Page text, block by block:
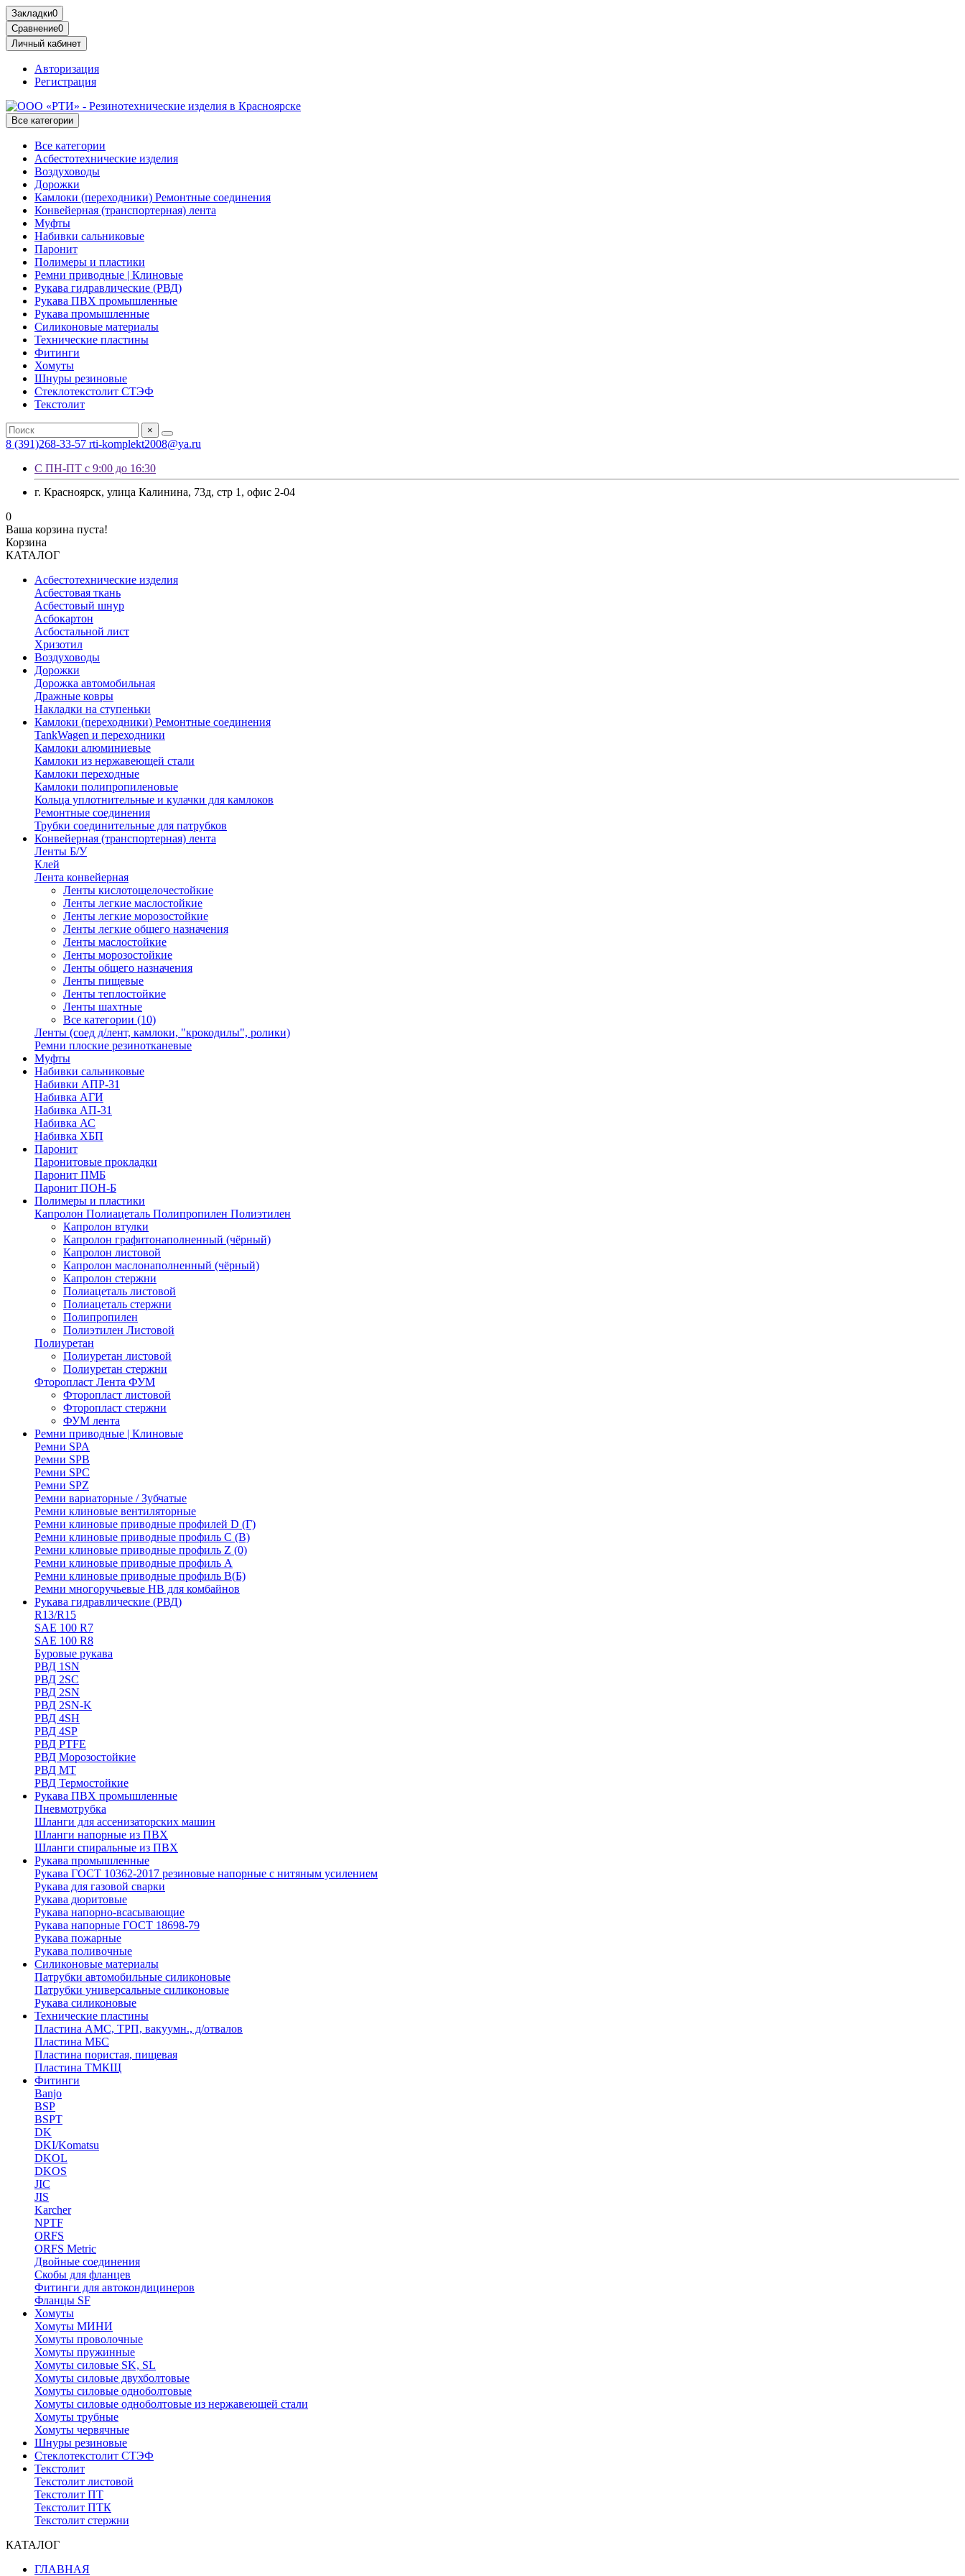
Закладки0
Сравнение0
Личный кабинет
Авторизация
Регистрация
Все категории
Все категории
Асбестотехнические изделия
Воздуховоды
Дорожки
Камлоки (переходники) Ремонтные соединения
Конвейерная (транспортерная) лента
Муфты
Набивки сальниковые
Паронит
Полимеры и пластики
Ремни приводные | Клиновые
Рукава гидравлические (РВД)
Рукава ПВХ промышленные
Рукава промышленные
Силиконовые материалы
Технические пластины
Фитинги
Хомуты
Шнуры резиновые
Стеклотекстолит СТЭФ
Текстолит
×
8 (391)268-33-57 rti-komplekt2008@ya.ru
С ПН-ПТ с 9:00 до 16:30
г. Красноярск, улица Калинина, 73д, стр 1, офис 2-04
0
Ваша корзина пуста!
Корзина
КАТАЛОГ
Асбестотехнические изделия
Асбестовая ткань
Асбестовый шнур
Асбокартон
Асбостальной лист
Хризотил
Воздуховоды
Дорожки
Дорожка автомобильная
Дражные ковры
Накладки на ступеньки
Камлоки (переходники) Ремонтные соединения
TankWagen и переходники
Камлоки алюминиевые
Камлоки из нержавеющей стали
Камлоки переходные
Камлоки полипропиленовые
Кольца уплотнительные и кулачки для камлоков
Ремонтные соединения
Трубки соединительные для патрубков
Конвейерная (транспортерная) лента
Ленты Б/У
Клей
Лента конвейерная
Ленты кислотощелочестойкие
Ленты легкие маслостойкие
Ленты легкие морозостойкие
Ленты легкие общего назначения
Ленты маслостойкие
Ленты морозостойкие
Ленты общего назначения
Ленты пищевые
Ленты теплостойкие
Ленты шахтные
Все категории (10)
Ленты (соед д/лент, камлоки, "крокодилы", ролики)
Ремни плоские резинотканевые
Муфты
Набивки сальниковые
Набивки АПР-31
Набивка АГИ
Набивка АП-31
Набивка АС
Набивка ХБП
Паронит
Паронитовые прокладки
Паронит ПМБ
Паронит ПОН-Б
Полимеры и пластики
Капролон Полиацеталь Полипропилен Полиэтилен
Капролон втулки
Капролон графитонаполненный (чёрный)
Капролон листовой
Капролон маслонаполненный (чёрный)
Капролон стержни
Полиацеталь листовой
Полиацеталь стержни
Полипропилен
Полиэтилен Листовой
Полиуретан
Полиуретан листовой
Полиуретан стержни
Фторопласт Лента ФУМ
Фторопласт листовой
Фторопласт стержни
ФУМ лента
Ремни приводные | Клиновые
Ремни SPA
Ремни SPB
Ремни SPC
Ремни SPZ
Ремни вариаторные / Зубчатые
Ремни клиновые вентиляторные
Ремни клиновые приводные профилей D (Г)
Ремни клиновые приводные профиль C (В)
Ремни клиновые приводные профиль Z (0)
Ремни клиновые приводные профиль А
Ремни клиновые приводные профиль В(Б)
Ремни многоручьевые НВ для комбайнов
Рукава гидравлические (РВД)
R13/R15
SAE 100 R7
SAE 100 R8
Буровые рукава
РВД 1SN
РВД 2SC
РВД 2SN
РВД 2SN-K
РВД 4SH
РВД 4SP
РВД PTFE
РВД Морозостойкие
РВД МТ
РВД Термостойкие
Рукава ПВХ промышленные
Пневмотрубка
Шланги для ассенизаторских машин
Шланги напорные из ПВХ
Шланги спиральные из ПВХ
Рукава промышленные
Рукава ГОСТ 10362-2017 резиновые напорные с нитяным усилением
Рукава для газовой сварки
Рукава дюритовые
Рукава напорно-всасывающие
Рукава напорные ГОСТ 18698-79
Рукава пожарные
Рукава поливочные
Силиконовые материалы
Патрубки автомобильные силиконовые
Патрубки универсальные силиконовые
Рукава силиконовые
Технические пластины
Пластина АМС, ТРП, вакуумн., д/отвалов
Пластина МБС
Пластина пористая, пищевая
Пластина ТМКЩ
Фитинги
Banjo
BSP
BSPT
DK
DKI/Komatsu
DKOL
DKOS
JIC
JIS
Karcher
NPTF
ORFS
ORFS Metric
Двойные соединения
Скобы для фланцев
Фитинги для автокондицинеров
Фланцы SF
Хомуты
Хомуты МИНИ
Хомуты проволочные
Хомуты пружинные
Хомуты силовые SK, SL
Хомуты силовые двухболтовые
Хомуты силовые одноболтовые
Хомуты силовые одноболтовые из нержавеющей стали
Хомуты трубные
Хомуты червячные
Шнуры резиновые
Стеклотекстолит СТЭФ
Текстолит
Текстолит листовой
Текстолит ПТ
Текстолит ПТК
Текстолит стержни
КАТАЛОГ
ГЛАВНАЯ